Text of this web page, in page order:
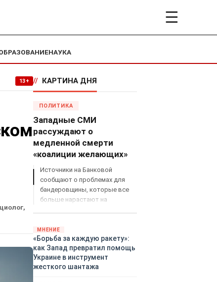
☰
НАУКА
13+ // КАРТИНА ДНЯ
ПОЛИТИКА
Западные СМИ
рассуждают о
медленной смерти
«коалиции желающих»
Источники на Банковой
сообщают о проблемах для
бандеровщины, которые все
больше нарастают на
«страны 404» в следующем
году. Однако киевские
временщики не торопятся
заключать мир - ведь есть
поддержка в ЕС.
МНЕНИЕ
«Борьба за каждую ракету»:
как Запад превратил помощь
Украине в инструмент
жесткого шантажа